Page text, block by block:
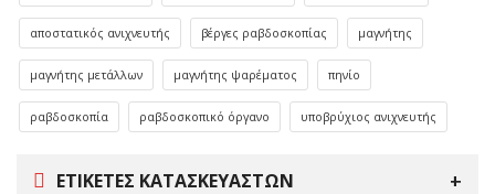
αποστατικός ανιχνευτής βέργες ραβδοσκοπίας μαγνήτης
μαγνήτης μετάλλων μαγνήτης ψαρέματος πηνίο
ραβδοσκοπία ραβδοσκοπικό όργανο υποβρύχιος ανιχνευτής
ΕΤΙΚΈΤΕΣ ΚΑΤΑΣΚΕΥΑΣΤΏΝ